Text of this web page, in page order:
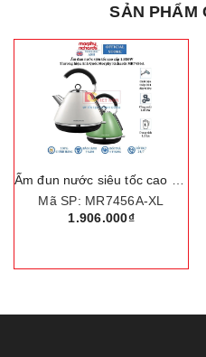
SẢN PHẨM
Mã SP: MR7456A-XL
1.906.000₫